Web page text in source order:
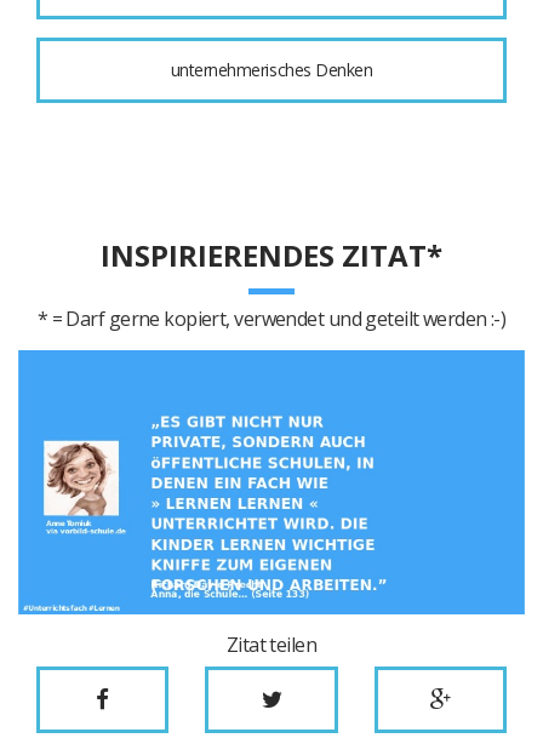
unternehmerisches Denken
INSPIRIERENDES ZITAT*
* = Darf gerne kopiert, verwendet und geteilt werden :-)
Zitat teilen